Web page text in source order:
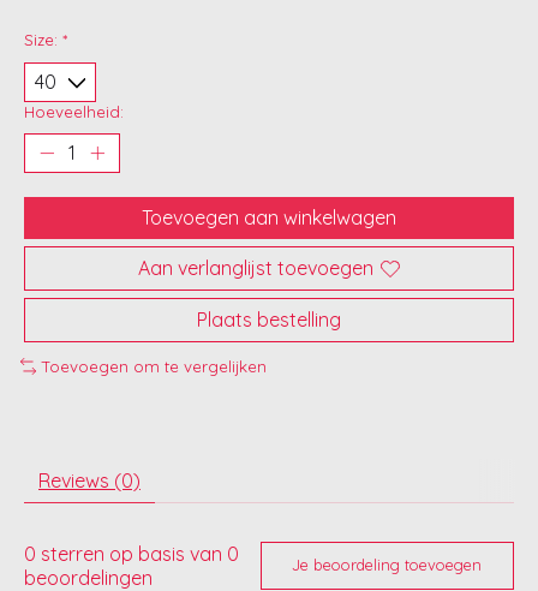
Size: *
Hoeveelheid:
Toevoegen aan winkelwagen
Aan verlanglijst toevoegen
Plaats bestelling
Toevoegen om te vergelijken
Reviews (0)
0 sterren op basis van 0
beoordelingen
Je beoordeling toevoegen